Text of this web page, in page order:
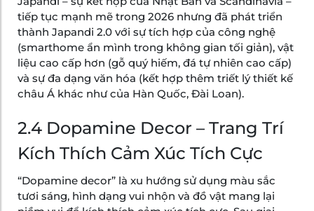
tiếp tục mạnh mẽ trong 2026 nhưng đã phát triển
thành Japandi 2.0 với sự tích hợp của công nghệ
(smarthome ẩn mình trong không gian tối giản), vật
liệu cao cấp hơn (gỗ quý hiếm, đá tự nhiên cao cấp)
và sự đa dạng văn hóa (kết hợp thêm triết lý thiết kế
châu Á khác như của Hàn Quốc, Đài Loan).
2.4 Dopamine Decor – Trang Trí
Kích Thích Cảm Xúc Tích Cực
“Dopamine decor” là xu hướng sử dụng màu sắc
tươi sáng, hình dạng vui nhộn và đồ vật mang lại